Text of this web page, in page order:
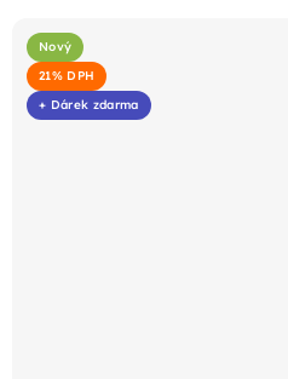
Nový
21% DPH
+ Dárek zdarma